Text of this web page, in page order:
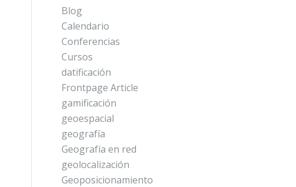
Blog
Calendario
Conferencias
Cursos
datificación
Frontpage Article
gamificación
geoespacial
geografía
Geografía en red
geolocalización
Geoposicionamiento